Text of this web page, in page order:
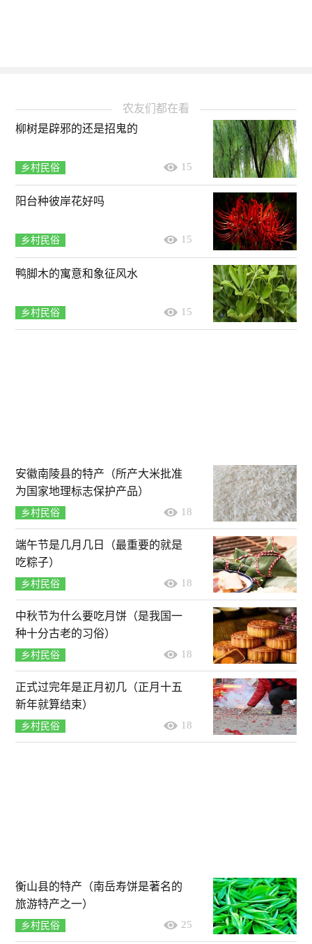
农友们都在看
柳树是辟邪的还是招鬼的
乡村民俗 15
阳台种彼岸花好吗
乡村民俗 15
鸭脚木的寓意和象征风水
乡村民俗 15
安徽南陵县的特产（所产大米批准
为国家地理标志保护产品）
乡村民俗 18
端午节是几月几日（最重要的就是
吃粽子）
乡村民俗 18
中秋节为什么要吃月饼（是我国一
种十分古老的习俗）
乡村民俗 18
正式过完年是正月初几（正月十五
新年就算结束）
乡村民俗 18
衡山县的特产（南岳寿饼是著名的
旅游特产之一）
乡村民俗 25